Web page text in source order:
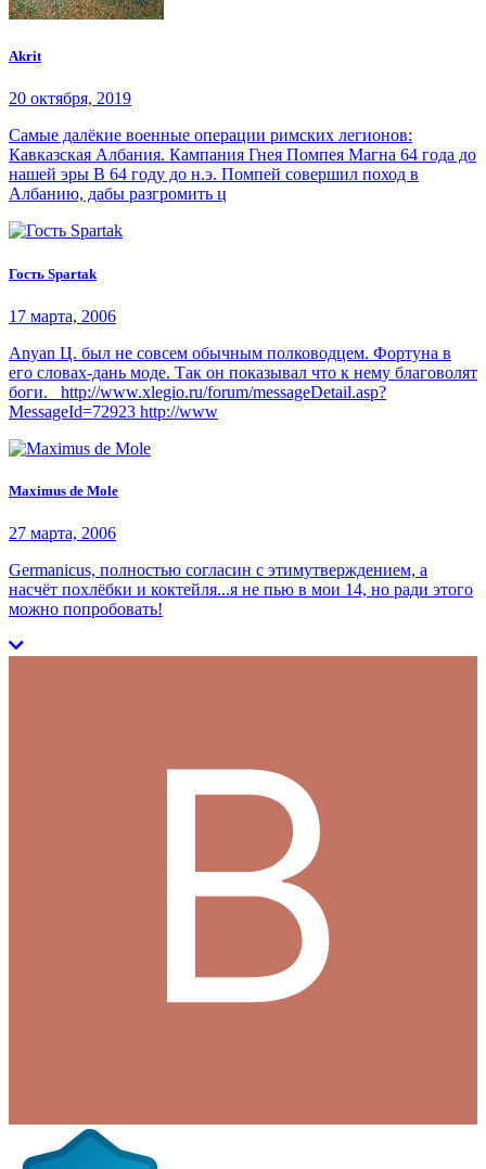
Akrit
20 октября, 2019
Самые далёкие военные операции римских легионов:
Кавказская Албания. Кампания Гнея Помпея Магна 64 года до
нашей эры В 64 году до н.э. Помпей совершил поход в
Албанию, дабы разгромить ц
Гость Spartak
17 марта, 2006
Anyan Ц. был не совсем обычным полководцем. Фортуна в
его словах-дань моде. Так он показывал что к нему благоволят
боги. http://www.xlegio.ru/forum/messageDetail.asp?
MessageId=72923 http://www
Maximus de Mole
27 марта, 2006
Germanicus, полностью согласин с этимутверждением, а
насчёт похлёбки и коктейля...я не пью в мои 14, но ради этого
можно попробовать!